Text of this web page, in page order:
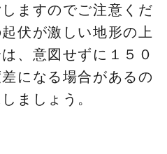
ますのでご注意くだ
伏が激しい地形の上
、意図せずに１５０
になる場合があるの
ましょう。